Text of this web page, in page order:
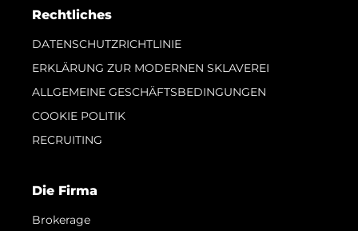
Rechtliches
DATENSCHUTZRICHTLINIE
ERKLÄRUNG ZUR MODERNEN SKLAVEREI
ALLGEMEINE GESCHÄFTSBEDINGUNGEN
COOKIE POLITIK
RECRUITING
Die Firma
Brokerage